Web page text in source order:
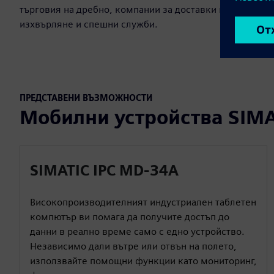
търговия на дребно, компании за доставки и
изхвърляне и спешни служби.
ПРЕДСТАВЕНИ ВЪЗМОЖНОСТИ
Мобилни устройства
SIMATIC IPC MD-34A
Високопроизводителният индустриален таблетен
компютър ви помага да получите достъп до
данни в реално време само с едно устройство.
Независимо дали вътре или отвън на полето,
използвайте помощни функции като мониторинг,